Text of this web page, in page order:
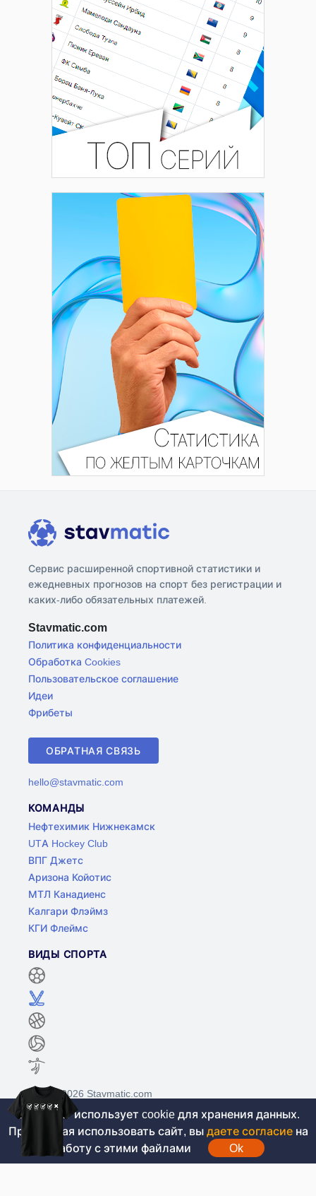
Сервис расширенной спортивной статистики и
ежедневных прогнозов на спорт без регистрации и
каких-либо обязательных платежей.
Stavmatic.com
Политика конфиденциальности
Обработка Cookies
Пользовательское соглашение
Идеи
Фрибеты
ОБРАТНАЯ СВЯЗЬ
hello@stavmatic.com
КОМАНДЫ
Нефтехимик Нижнекамск
UTA Hockey Club
ВПГ Джетс
Аризона Койотис
МТЛ Канадиенс
Калгари Флэймз
КГИ Флеймс
ВИДЫ СПОРТА
©2017-2026 Stavmatic.com
Для лиц старше 18 лет. На сайте не
проводятся игры на денежные средства, вся
Этот сайт использует cookie для хранения данных.
Продолжая использовать сайт, вы даете согласие на
работу с этими файлами
Ok